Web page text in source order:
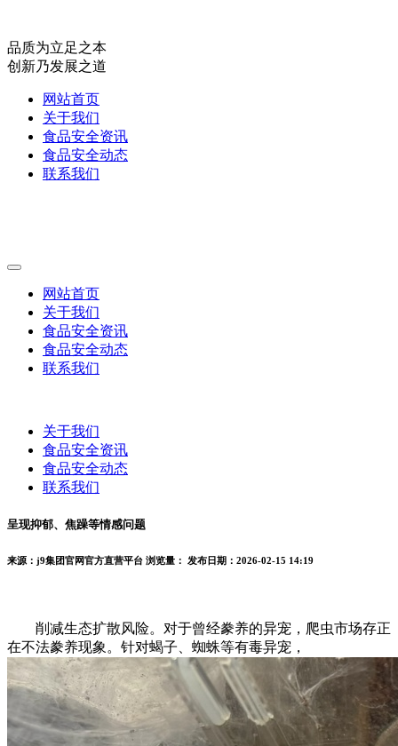
品质为立足之本
创新乃发展之道
网站首页
关于我们
食品安全资讯
食品安全动态
联系我们
网站首页
关于我们
食品安全资讯
食品安全动态
联系我们
关于我们
食品安全资讯
食品安全动态
联系我们
呈现抑郁、焦躁等情感问题
来源：j9集团官网官方直营平台 浏览量： 发布日期：2026-02-15 14:19
削减生态扩散风险。对于曾经豢养的异宠，爬虫市场存正
在不法豢养现象。针对蝎子、蜘蛛等有毒异宠，